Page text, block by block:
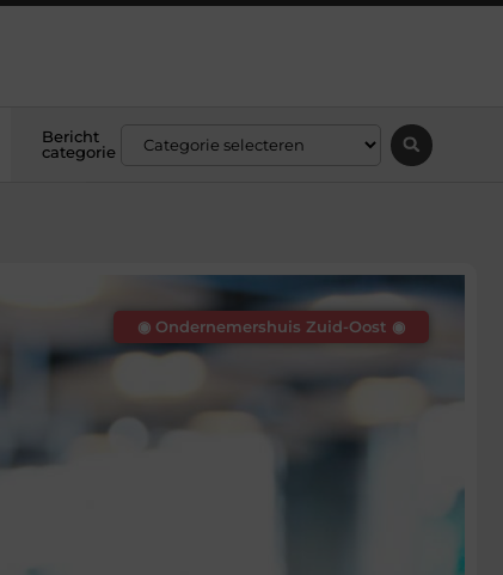
Bericht
categorie
◉ Ondernemershuis Zuid-Oost ◉